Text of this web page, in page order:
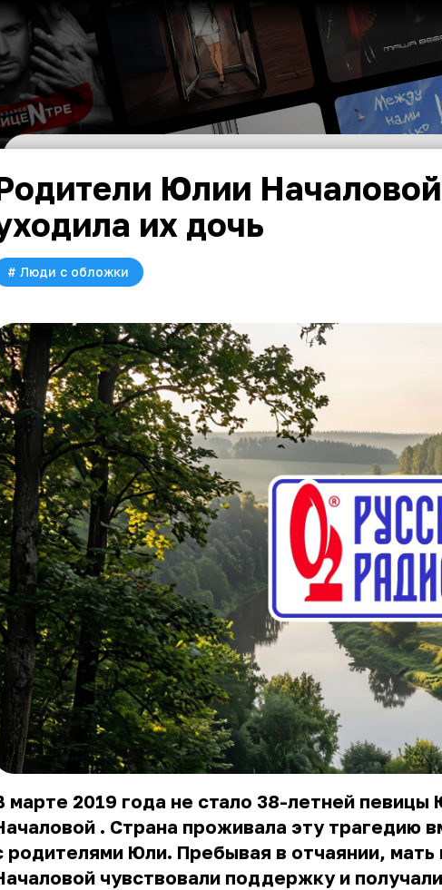
Юлии
их дочь
# Люди с обложки
марте 2019 года не стало 38-летней певицы
. Страна проживала эту трагедию
родителями Юли. Пребывая в отчаянии, мать
чувствовали поддержку и получали